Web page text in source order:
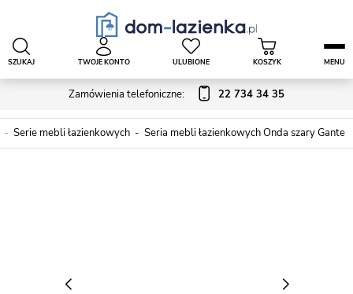
Zamówienia telefoniczne: 22 734 34 35
SZUKAJ TWOJE KONTO ULUBIONE KOSZYK MENU
Serie mebli łazienkowych Seria mebli łazienkowych Onda szary Gante